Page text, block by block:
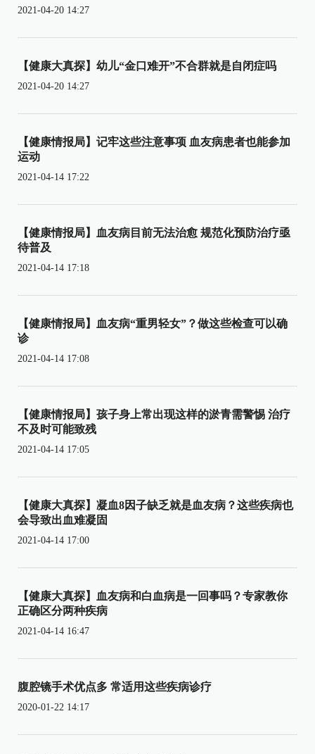
2021-04-20 14:27
【健康大真探】幼儿“金口难开”不合群就是自闭症吗
2021-04-20 14:27
【健康情报局】记牢这些注意事项 血友病患者也能参加
运动
2021-04-14 17:22
【健康情报局】血友病目前无法治愈 规范化预防治疗亟
待普及
2021-04-14 17:18
【健康情报局】血友病“重男轻女”？做这些检查可以确
诊
2021-04-14 17:08
【健康情报局】孩子身上常出现这样的淤青需警惕 治疗
不及时可能致残
2021-04-14 17:05
【健康大真探】凝血8因子缺乏就是血友病？这些疾病也
会导致出血难凝固
2021-04-14 17:00
【健康大真探】血友病和白血病是一回事吗？专家教你
正确区分两种疾病
2021-04-14 16:47
腹腔镜手术优点多 常适用这些疾病诊疗
2020-01-22 14:17